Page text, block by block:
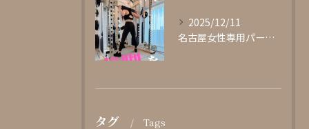
2025/12/11
名古屋女性専用パーソナルジムglishグリッシュ
タグ Tags